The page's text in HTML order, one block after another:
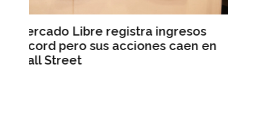
en
L’Oréal lanza NYX Professional
Makeup en la Argentina tras casi
una década sin nuevas marcas